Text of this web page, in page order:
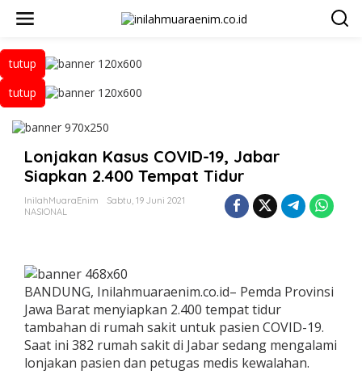
a
i
e
tutup
tutup
Lonjakan Kasus COVID-19, Jabar
Siapkan 2.400 Tempat Tidur
InilahMuaraEnim
Sabtu, 19 Juni 2021
NASIONAL
BANDUNG, Inilahmuaraenim.co.id– Pemda Provinsi
Jawa Barat menyiapkan 2.400 tempat tidur
tambahan di rumah sakit untuk pasien COVID-19.
Saat ini 382 rumah sakit di Jabar sedang mengalami
lonjakan pasien dan petugas medis kewalahan.